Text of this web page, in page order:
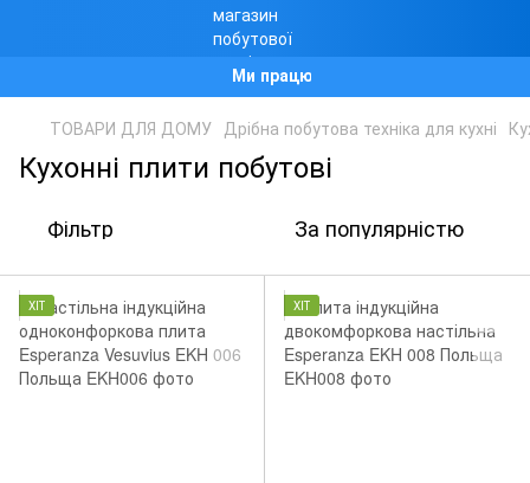
Ми працюємо!
ТОВАРИ ДЛЯ ДОМУ Дрібна побутова техніка для кухні
Кухонні плити побутові
Фільтр За популярністю
ХІТ ХІТ